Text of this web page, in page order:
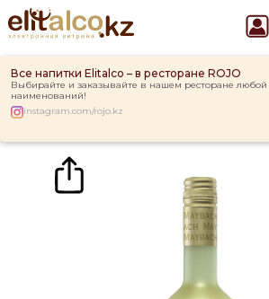
Все напитки Elitalco – в ресторане ROJO
Выбирайте и заказывайте в нашем ресторане любой
наименований!
instagram.com/rojo.kz
Рекомендуем
Виски Talisker 10 YO Malt 45,8% in Box
Ром Captain Morgan White 37,5%
Водка Smirnoff Red Vodka 37,5%
Джин Gordon`s London Dry Gin 37,5%
Каталог Вино Maybach Riesling Suss Fruchtig 8%